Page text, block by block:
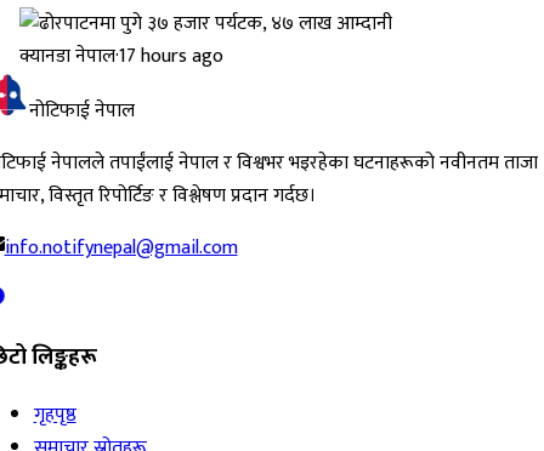
क्यानडा नेपाल·17 hours ago
नोटिफाई नेपाल
नेपालले तपाईंलाई नेपाल र विश्वभर भइरहेका घटनाहरूको नवीनतम ताजा
विस्तृत रिपोर्टिङ र विश्लेषण प्रदान गर्दछ।
info.notifynepal@gmail.com
लिङ्कहरू
गृहपृष्ठ